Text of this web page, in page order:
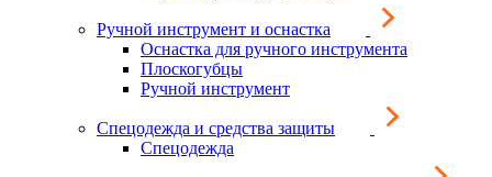
Ручной инструмент и оснастка
Оснастка для ручного инструмента
Плоскогубцы
Ручной инструмент
Спецодежда и средства защиты
Спецодежда